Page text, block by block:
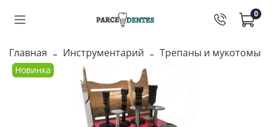
0
Главная Инструментарий Трепаны и мукотомы
Новинка